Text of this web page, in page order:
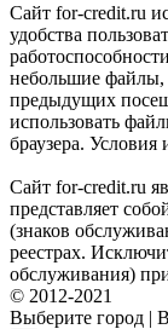
Сайт for-credit.ru
удобства
небольшие
предыдущих
использовать
браузера. Условия
Сайт for-credit.ru
представляет
(знаков
реестрах.
обслуживания)
© 2012-2021
Выберите город |